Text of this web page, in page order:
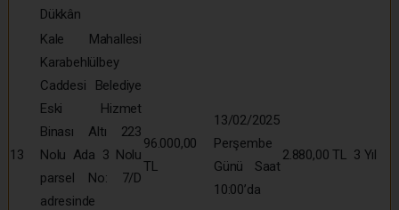
Dükkân
13
Kale Mahallesi
Karabehlülbey
Caddesi Belediye
Eski Hizmet
Binası Altı 223
Nolu Ada 3 Nolu
parsel No: 7/D
adresinde
96.000,00
TL
13/02/2025
Perşembe
Günü Saat
10:00’da
2.880,00 TL 3 Yıl